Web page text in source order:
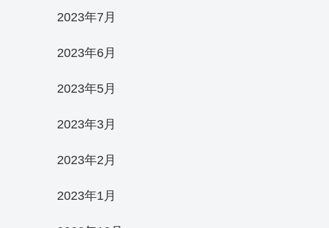
2023年7月
2023年6月
2023年5月
2023年3月
2023年2月
2023年1月